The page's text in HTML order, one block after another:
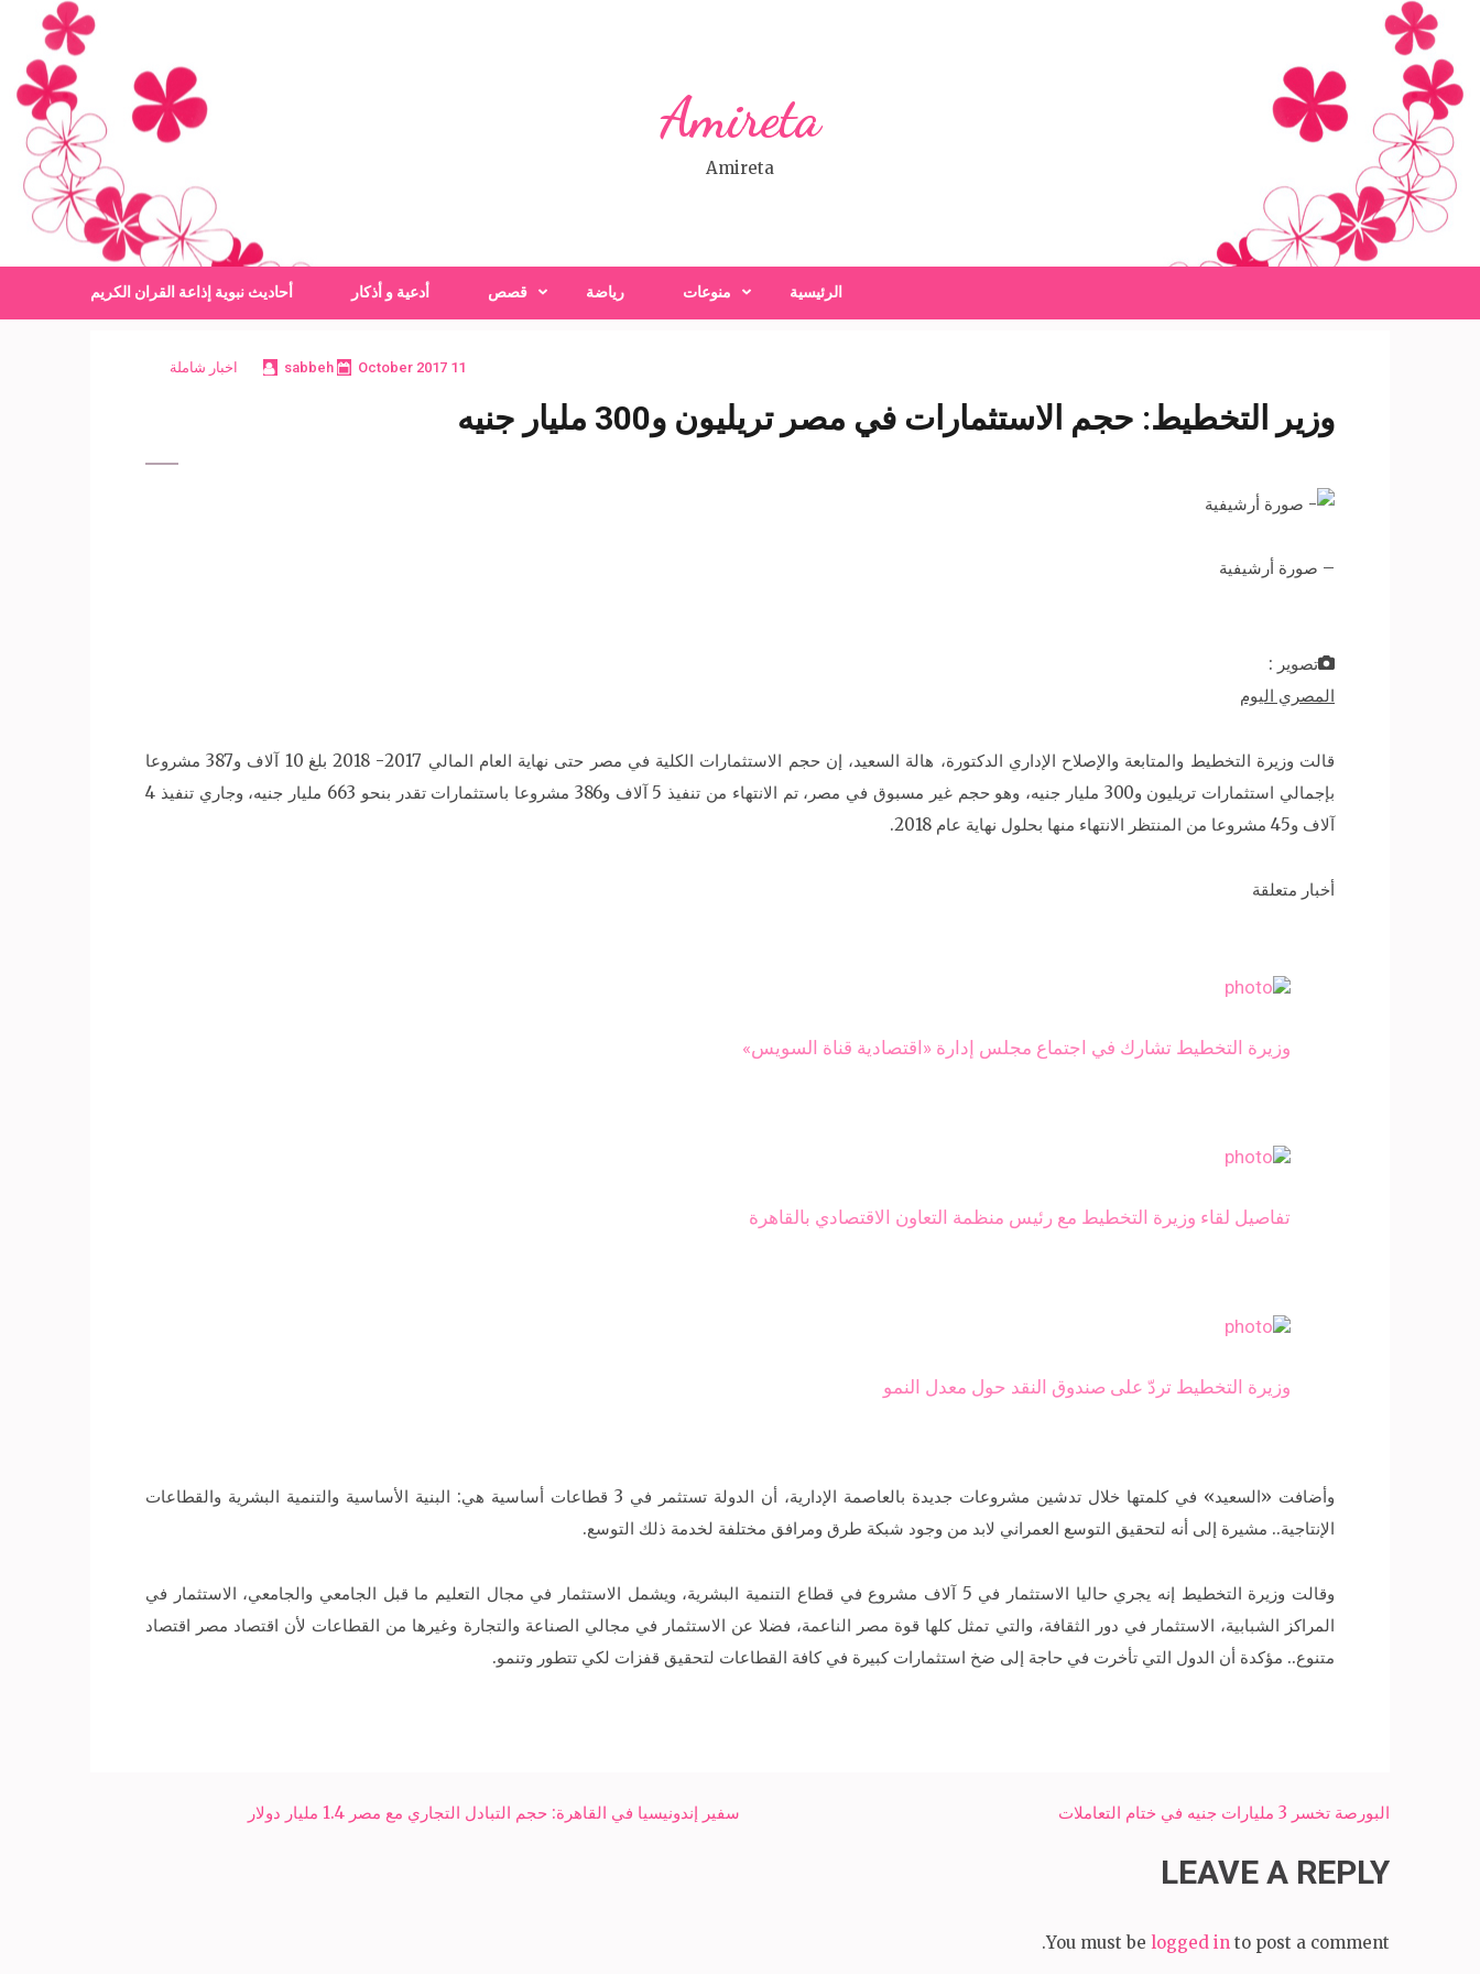
content
(Press
Enter)
Amireta
Amireta
الرئيسية منوعات رياضة قصص أدعية و أذكار أحاديث نبوية إذاعة القران الكريم
11 October 2017
sabbeh اخبار شاملة
وزير التخطيط: حجم الاستثمارات في مصر تريليون و300 مليار جنيه
– صورة أرشيفية
تصوير :
المصري اليوم
قالت وزيرة التخطيط والمتابعة والإصلاح الإداري الدكتورة، هالة السعيد، إن حجم الاستثمارات الكلية في مصر حتى نهاية العام المالي 2017- 2018 بلغ 10 آلاف و387 مشروعا
بإجمالي استثمارات تريليون و300 مليار جنيه، وهو حجم غير مسبوق في مصر، تم الانتهاء من تنفيذ 5 آلاف و386 مشروعا باستثمارات تقدر بنحو 663 مليار جنيه، وجاري تنفيذ 4
آلاف و45 مشروعا من المنتظر الانتهاء منها بحلول نهاية عام 2018.
أخبار متعلقة
وزيرة التخطيط تشارك في اجتماع مجلس إدارة «اقتصادية قناة السويس»
تفاصيل لقاء وزيرة التخطيط مع رئيس منظمة التعاون الاقتصادي بالقاهرة
وزيرة التخطيط تردّ على صندوق النقد حول معدل النمو
وأضافت «السعيد» في كلمتها خلال تدشين مشروعات جديدة بالعاصمة الإدارية، أن الدولة تستثمر في 3 قطاعات أساسية هي: البنية الأساسية والتنمية البشرية والقطاعات
الإنتاجية.. مشيرة إلى أنه لتحقيق التوسع العمراني لابد من وجود شبكة طرق ومرافق مختلفة لخدمة ذلك التوسع.
وقالت وزيرة التخطيط إنه يجري حاليا الاستثمار في 5 آلاف مشروع في قطاع التنمية البشرية، ويشمل الاستثمار في مجال التعليم ما قبل الجامعي والجامعي، الاستثمار في
المراكز الشبابية، الاستثمار في دور الثقافة، والتي تمثل كلها قوة مصر الناعمة، فضلا عن الاستثمار في مجالي الصناعة والتجارة وغيرها من القطاعات لأن اقتصاد مصر اقتصاد
متنوع.. مؤكدة أن الدول التي تأخرت في حاجة إلى ضخ استثمارات كبيرة في كافة القطاعات لتحقيق قفزات لكي تتطور وتنمو.
Post
سفير إندونيسيا في القاهرة: حجم التبادل التجاري مع مصر 1.4 مليار دولار البورصة تخسر 3 مليارات جنيه في ختام التعاملات
LEAVE A REPLY
You must be logged in to post a comment.